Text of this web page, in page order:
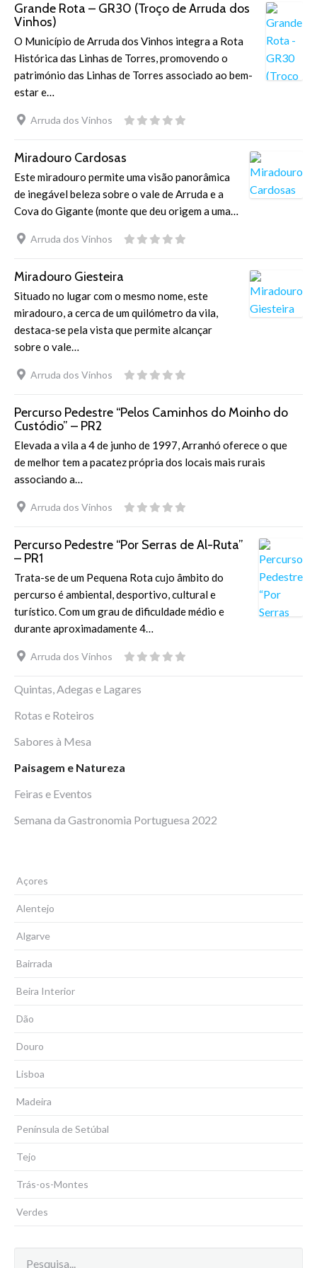
Grande Rota – GR30 (Troço de Arruda dos
Vinhos)
O Município de Arruda dos Vinhos integra a Rota
Histórica das Linhas de Torres, promovendo o
património das Linhas de Torres associado ao bem-
estar e…
Arruda dos Vinhos
Miradouro Cardosas
Este miradouro permite uma visão panorâmica
de inegável beleza sobre o vale de Arruda e a
Cova do Gigante (monte que deu origem a uma…
Arruda dos Vinhos
Miradouro Giesteira
Situado no lugar com o mesmo nome, este
miradouro, a cerca de um quilómetro da vila,
destaca-se pela vista que permite alcançar
sobre o vale…
Arruda dos Vinhos
Percurso Pedestre “Pelos Caminhos do Moinho do
Custódio” – PR2
Elevada a vila a 4 de junho de 1997, Arranhó oferece o que
de melhor tem a pacatez própria dos locais mais rurais
associando a…
Arruda dos Vinhos
Percurso Pedestre “Por Serras de Al-Ruta”
– PR1
Trata-se de um Pequena Rota cujo âmbito do
percurso é ambiental, desportivo, cultural e
turístico. Com um grau de dificuldade médio e
durante aproximadamente 4…
Arruda dos Vinhos
Quintas, Adegas e Lagares
Rotas e Roteiros
Sabores à Mesa
Paisagem e Natureza
Feiras e Eventos
Semana da Gastronomia Portuguesa 2022
Açores
Alentejo
Algarve
Bairrada
Beira Interior
Dão
Douro
Lisboa
Madeira
Península de Setúbal
Tejo
Trás-os-Montes
Verdes